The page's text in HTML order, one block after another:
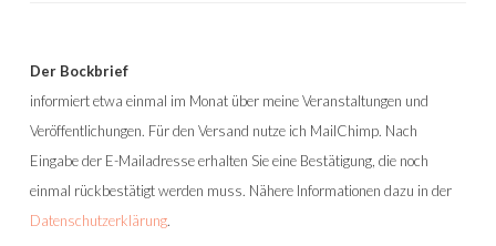
Der Bockbrief
informiert etwa einmal im Monat über meine Veranstaltungen und
Veröffentlichungen. Für den Versand nutze ich MailChimp. Nach
Eingabe der E-Mailadresse erhalten Sie eine Bestätigung, die noch
einmal rückbestätigt werden muss. Nähere Informationen dazu in der
Datenschutzerklärung.